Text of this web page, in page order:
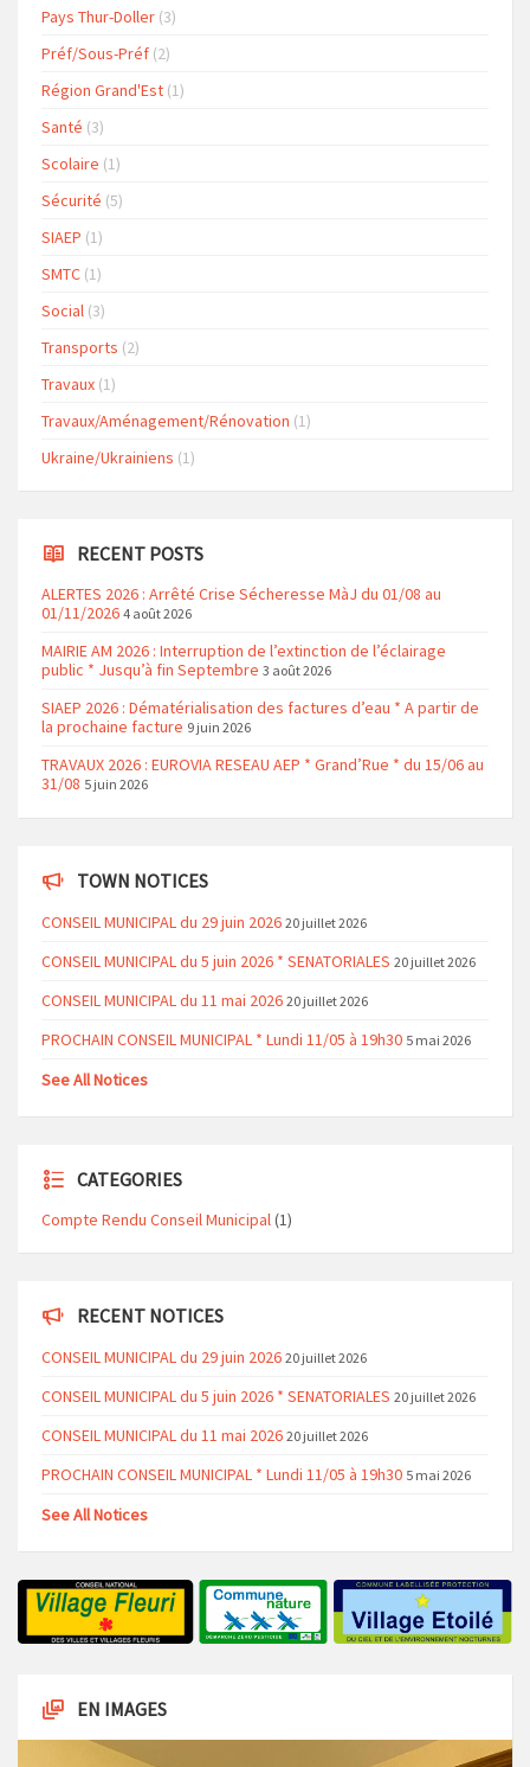
Pays Thur-Doller (3)
Préf/Sous-Préf (2)
Région Grand'Est (1)
Santé (3)
Scolaire (1)
Sécurité (5)
SIAEP (1)
SMTC (1)
Social (3)
Transports (2)
Travaux (1)
Travaux/Aménagement/Rénovation (1)
Ukraine/Ukrainiens (1)
RECENT POSTS
ALERTES 2026 : Arrêté Crise Sécheresse MàJ du 01/08 au
01/11/2026 4 août 2026
MAIRIE AM 2026 : Interruption de l’extinction de l’éclairage
public * Jusqu’à fin Septembre 3 août 2026
SIAEP 2026 : Dématérialisation des factures d’eau * A partir de
la prochaine facture 9 juin 2026
TRAVAUX 2026 : EUROVIA RESEAU AEP * Grand’Rue * du 15/06 au
31/08 5 juin 2026
TOWN NOTICES
CONSEIL MUNICIPAL du 29 juin 2026 20 juillet 2026
CONSEIL MUNICIPAL du 5 juin 2026 * SENATORIALES 20 juillet 2026
CONSEIL MUNICIPAL du 11 mai 2026 20 juillet 2026
PROCHAIN CONSEIL MUNICIPAL * Lundi 11/05 à 19h30 5 mai 2026
See All Notices
CATEGORIES
Compte Rendu Conseil Municipal(1)
RECENT NOTICES
CONSEIL MUNICIPAL du 29 juin 2026 20 juillet 2026
CONSEIL MUNICIPAL du 5 juin 2026 * SENATORIALES 20 juillet 2026
CONSEIL MUNICIPAL du 11 mai 2026 20 juillet 2026
PROCHAIN CONSEIL MUNICIPAL * Lundi 11/05 à 19h30 5 mai 2026
See All Notices
EN IMAGES